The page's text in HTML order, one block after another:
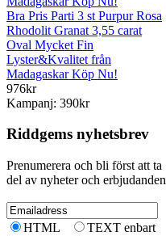
Bra Pris Parti 3 st Purpur Rosa
Rhodolit Granat 3,55 carat
Oval Mycket Fin
Lyster&Kvalitet från
Madagaskar Köp Nu!
976kr
Kampanj: 390kr
Riddgems nyhetsbrev
Prenumerera och bli först att ta
del av nyheter och erbjudanden
HTML TEXT enbart